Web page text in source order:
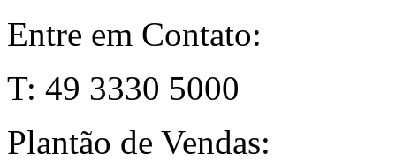
Entre em Contato:
T: 49 3330 5000
Plantão de Vendas: